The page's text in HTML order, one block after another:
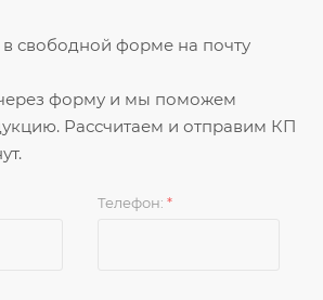
в свободной форме на почту
форму и мы поможем
Рассчитаем и отправим КП
Телефон: *